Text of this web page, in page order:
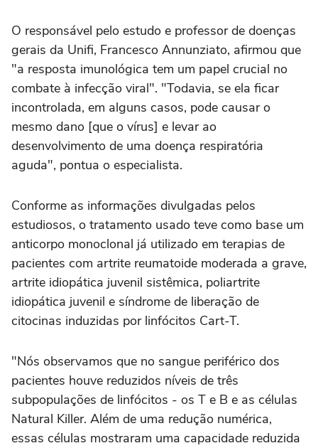
O responsável pelo estudo e professor de doenças
gerais da Unifi, Francesco Annunziato, afirmou que
"a resposta imunológica tem um papel crucial no
combate à infecção viral". "Todavia, se ela ficar
incontrolada, em alguns casos, pode causar o
mesmo dano [que o vírus] e levar ao
desenvolvimento de uma doença respiratória
aguda", pontua o especialista.
Conforme as informações divulgadas pelos
estudiosos, o tratamento usado teve como base um
anticorpo monoclonal já utilizado em terapias de
pacientes com artrite reumatoide moderada a grave,
artrite idiopática juvenil sistêmica, poliartrite
idiopática juvenil e síndrome de liberação de
citocinas induzidas por linfócitos Cart-T.
"Nós observamos que no sangue periférico dos
pacientes houve reduzidos níveis de três
subpopulações de linfócitos - os T e B e as células
Natural Killer. Além de uma redução numérica,
essas células mostraram uma capacidade reduzida